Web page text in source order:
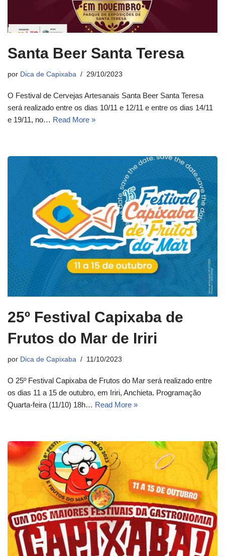
Santa Beer Santa Teresa
por Dica de Capixaba 29/10/2023
O Festival de Cervejas Artesanais Santa Beer Santa Teresa
será realizado entre os dias 10/11 e 12/11 e entre os dias 14/11
e 19/11, no… Read More »
25º Festival Capixaba de
Frutos do Mar de Iriri
por Dica de Capixaba 11/10/2023
O 25º Festival Capixaba de Frutos do Mar será realizado entre
os dias 11 a 15 de outubro, em Iriri, Anchieta. Programação
Quarta-feira (11/10) 18h… Read More »